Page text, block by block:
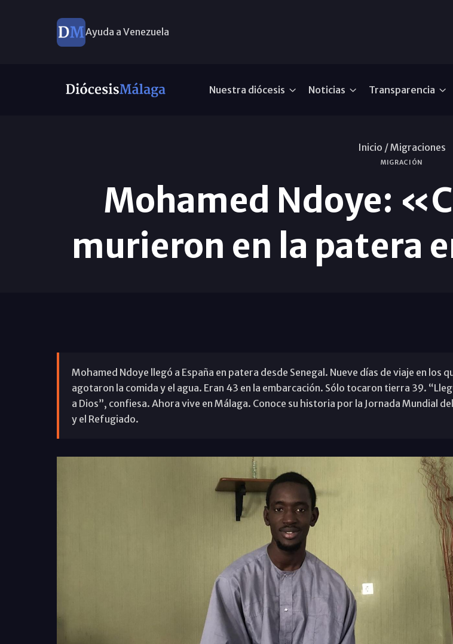
Ayuda a Venezuela
Nuestra diócesis Noticias Transparencia
Inicio /Migraciones
MIGRACIÓN
Mohamed Ndoye:
murieron en la patera
Mohamed Ndoye llegó a España en patera desde Senegal. Nueve días de viaje en los
agotaron la comida y el agua. Eran 43 en la embarcación. Sólo tocaron tierra 39.
a Dios”, confiesa. Ahora vive en Málaga. Conoce su historia por la Jornada Mundial
y el Refugiado.